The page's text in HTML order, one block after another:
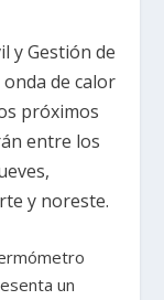
y Gestión de
de calor
próximos
entre los
y noreste.
un